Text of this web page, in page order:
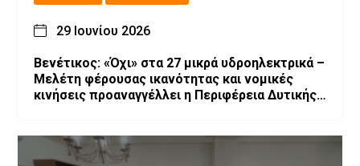
29 Ιουνίου 2026
Βενέτικος: «Όχι» στα 27 μικρά υδροηλεκτρικά –
Μελέτη φέρουσας ικανότητας και νομικές
κινήσεις προαναγγέλλει η Περιφέρεια Δυτικής